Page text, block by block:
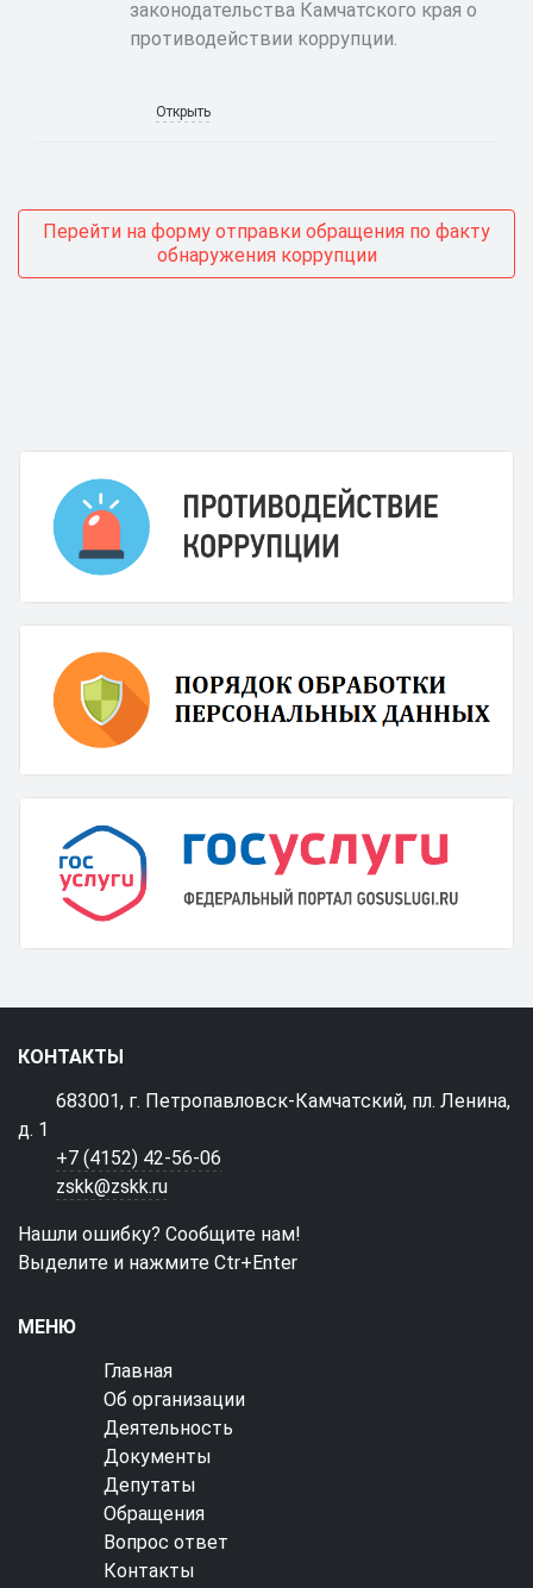
законодательства Камчатского края о
противодействии коррупции.
Открыть
Перейти на форму отправки обращения по факту
обнаружения коррупции
КОНТАКТЫ
683001, г. Петропавловск-Камчатский, пл. Ленина,
д. 1
+7 (4152) 42-56-06
zskk@zskk.ru
Нашли ошибку? Сообщите нам!
Выделите и нажмите Ctr+Enter
МЕНЮ
Главная
Об организации
Деятельность
Документы
Депутаты
Обращения
Вопрос ответ
Контакты